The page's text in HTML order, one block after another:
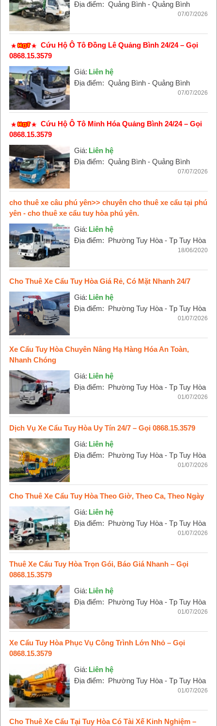
Địa điểm: Quảng Bình - Quảng Bình
07/07/2026
Cứu Hộ Ô Tô Đồng Lê Quảng Bình 24/24 – Gọi
0868.15.3579
Giá: Liên hệ
Địa điểm: Quảng Bình - Quảng Bình
07/07/2026
Cứu Hộ Ô Tô Minh Hóa Quảng Bình 24/24 – Gọi
0868.15.3579
Giá: Liên hệ
Địa điểm: Quảng Bình - Quảng Bình
07/07/2026
cho thuê xe câu phú yên>> chuyên cho thuê xe cẩu tại phú
yên - cho thuê xe cẩu tuy hòa phú yên.
Giá: Liên hệ
Địa điểm: Phường Tuy Hòa - Tp Tuy Hòa
18/06/2020
Cho Thuê Xe Cẩu Tuy Hòa Giá Rẻ, Có Mặt Nhanh 24/7
Giá: Liên hệ
Địa điểm: Phường Tuy Hòa - Tp Tuy Hòa
01/07/2026
Xe Cẩu Tuy Hòa Chuyên Nâng Hạ Hàng Hóa An Toàn,
Nhanh Chóng
Giá: Liên hệ
Địa điểm: Phường Tuy Hòa - Tp Tuy Hòa
01/07/2026
Dịch Vụ Xe Cẩu Tuy Hòa Uy Tín 24/7 – Gọi 0868.15.3579
Giá: Liên hệ
Địa điểm: Phường Tuy Hòa - Tp Tuy Hòa
01/07/2026
Cho Thuê Xe Cẩu Tuy Hòa Theo Giờ, Theo Ca, Theo Ngày
Giá: Liên hệ
Địa điểm: Phường Tuy Hòa - Tp Tuy Hòa
01/07/2026
Thuê Xe Cẩu Tuy Hòa Trọn Gói, Báo Giá Nhanh – Gọi
0868.15.3579
Giá: Liên hệ
Địa điểm: Phường Tuy Hòa - Tp Tuy Hòa
01/07/2026
Xe Cẩu Tuy Hòa Phục Vụ Công Trình Lớn Nhỏ – Gọi
0868.15.3579
Giá: Liên hệ
Địa điểm: Phường Tuy Hòa - Tp Tuy Hòa
01/07/2026
Cho Thuê Xe Cẩu Tại Tuy Hòa Có Tài Xế Kinh Nghiệm –